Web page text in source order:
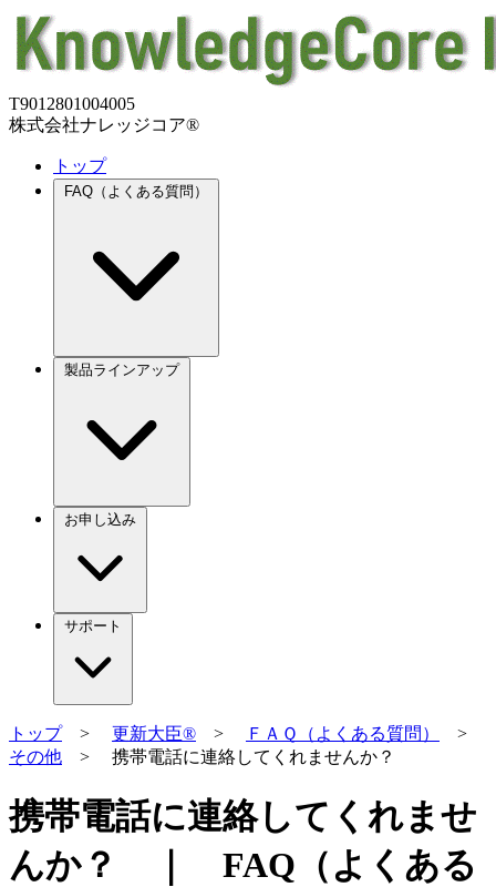
T9012801004005
株式会社ナレッジコア®
トップ
FAQ（よくある質問）
製品ラインアップ
お申し込み
サポート
トップ> 更新大臣® > ＦＡＱ（よくある質問）
>
その他 > 携帯電話に連絡してくれませんか？
携帯電話に連絡してくれませ
んか？ ｜ FAQ（よくある